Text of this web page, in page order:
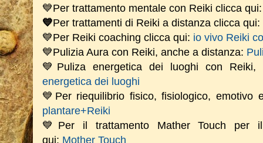
💙Per trattamento mentale con Reiki clicca
💙Per trattamenti di Reiki a distanza clicca qui:
💙Per Reiki coaching clicca qui: io vivo Reiki
💙Pulizia Aura con Reiki, anche a distanza:
💙Puliza energetica dei luoghi con
energetica dei luoghi
💙Per riequilibrio fisico, fisiologico, emotivo
plantare+Reiki
💙Per il trattamento Mather Touch per
qui: Mother Touch